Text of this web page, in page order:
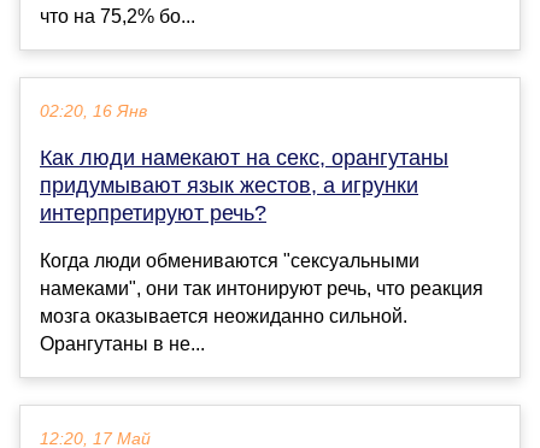
что на 75,2% бо...
02:20, 16 Янв
Как люди намекают на секс, орангутаны
придумывают язык жестов, а игрунки
интерпретируют речь?
Когда люди обмениваются "сексуальными
намеками", они так интонируют речь, что реакция
мозга оказывается неожиданно сильной.
Орангутаны в не...
12:20, 17 Май